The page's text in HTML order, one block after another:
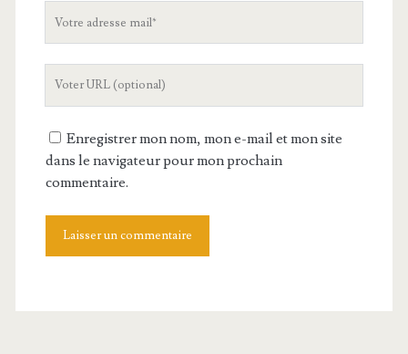
site Enregistrer mon nom, mon e-mail et mon site
dans le navigateur pour mon prochain
commentaire.